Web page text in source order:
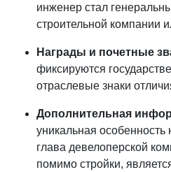
инженер стал
строительной компании
Награды и почетные
фиксируются
отраслевые знаки
Дополнительная
уникальная особенность
глава девелоперской
помимо стройки,